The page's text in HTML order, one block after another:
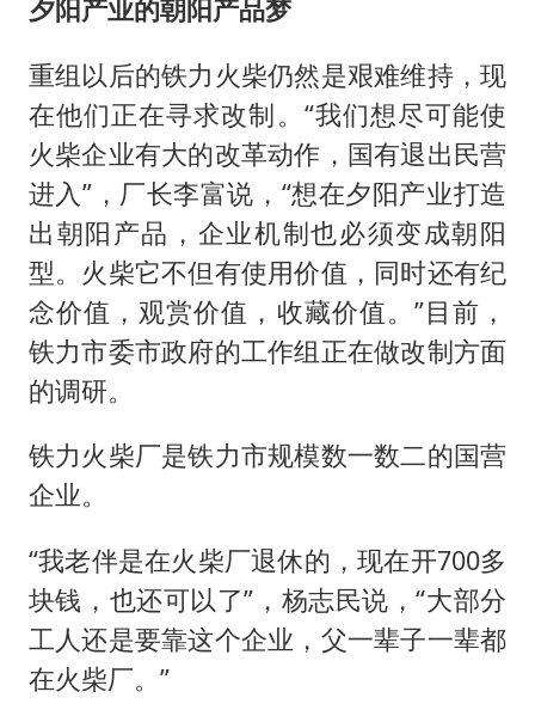
夕阳产业的朝阳产品梦
重组以后的铁力火柴仍然是艰难维持，现
在他们正在寻求改制。“我们想尽可能使
火柴企业有大的改革动作，国有退出民营
进入”，厂长李富说，“想在夕阳产业打造
出朝阳产品，企业机制也必须变成朝阳
型。火柴它不但有使用价值，同时还有纪
念价值，观赏价值，收藏价值。”目前，
铁力市委市政府的工作组正在做改制方面
的调研。
铁力火柴厂是铁力市规模数一数二的国营
企业。
“我老伴是在火柴厂退休的，现在开700多
块钱，也还可以了”，杨志民说，“大部分
工人还是要靠这个企业，父一辈子一辈都
在火柴厂。”